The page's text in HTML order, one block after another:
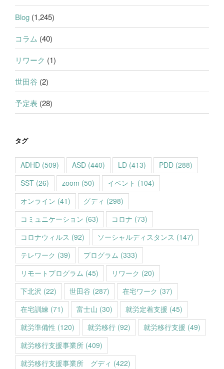
Blog (1,245)
コラム (40)
リワーク (1)
世田谷 (2)
予定表 (28)
タグ
ADHD (509) ASD (440) LD (413) PDD (288)
SST (26) zoom (50) イベント (104)
オンライン (41) グディ (298)
コミュニケーション (63) コロナ (73)
コロナウィルス (92) ソーシャルディスタンス (147)
テレワーク (39) プログラム (333)
リモートプログラム (45) リワーク (20)
下北沢 (22) 世田谷 (287) 在宅ワーク (37)
在宅訓練 (71) 富士山 (30) 就労定着支援 (45)
就労準備性 (120) 就労移行 (92) 就労移行支援 (49)
就労移行支援事業所 (409)
就労移行支援事業所 グディ (422)